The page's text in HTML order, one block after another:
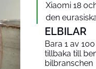
Xiaomi 18
den
ELBILAR
Bara 1 av
tillbaka till
bilbranschen